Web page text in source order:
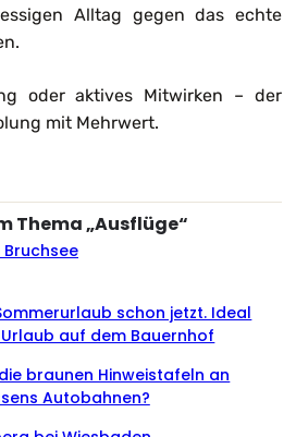
Alltag gegen das echte
oder aktives Mitwirken – der
mit Mehrwert.
Thema „Ausflüge“
schon jetzt. Ideal
auf dem Bauernhof
braunen Hinweistafeln an
Autobahnen?